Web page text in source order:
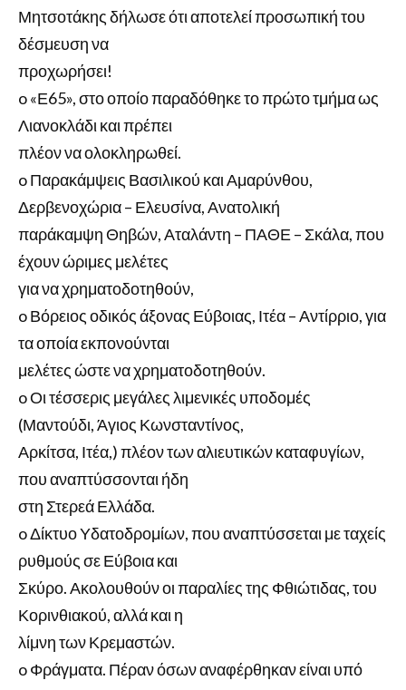
Μητσοτάκης δήλωσε ότι αποτελεί προσωπική του
δέσμευση να
προχωρήσει!
o «Ε65», στο οποίο παραδόθηκε το πρώτο τμήμα ως
Λιανοκλάδι και πρέπει
πλέον να ολοκληρωθεί.
o Παρακάμψεις Βασιλικού και Αμαρύνθου,
Δερβενοχώρια – Ελευσίνα, Ανατολική
παράκαμψη Θηβών, Αταλάντη – ΠΑΘΕ – Σκάλα, που
έχουν ώριμες μελέτες
για να χρηματοδοτηθούν,
o Βόρειος οδικός άξονας Εύβοιας, Ιτέα – Αντίρριο, για
τα οποία εκπονούνται
μελέτες ώστε να χρηματοδοτηθούν.
o Οι τέσσερις μεγάλες λιμενικές υποδομές
(Μαντούδι, Άγιος Κωνσταντίνος,
Αρκίτσα, Ιτέα,) πλέον των αλιευτικών καταφυγίων,
που αναπτύσσονται ήδη
στη Στερεά Ελλάδα.
o Δίκτυο Υδατοδρομίων, που αναπτύσσεται με ταχείς
ρυθμούς σε Εύβοια και
Σκύρο. Ακολουθούν οι παραλίες της Φθιώτιδας, του
Κορινθιακού, αλλά και η
λίμνη των Κρεμαστών.
o Φράγματα. Πέραν όσων αναφέρθηκαν είναι υπό